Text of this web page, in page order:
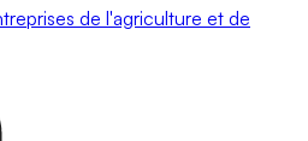
de l'agriculture et de